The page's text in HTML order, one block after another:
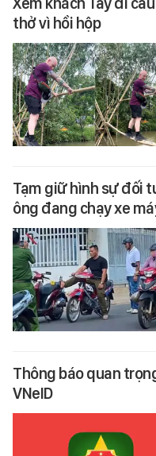
thở vì hồi hộp
Tạm giữ hình sự đối
ông đang chạy xe
Thông báo quan
VNeID